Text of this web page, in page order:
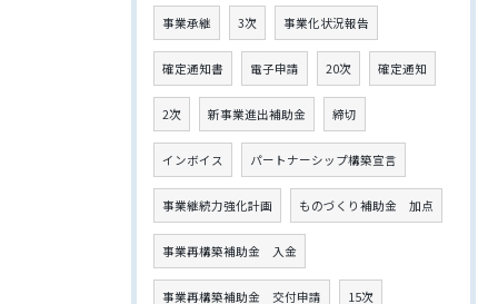
事業承継 3次 事業化状況報告
確定通知書 電子申請 20次 確定通知
2次 新事業進出補助金 締切
インボイス パートナーシップ構築宣言
事業継続力強化計画 ものづくり補助金 加点
事業再構築補助金 入金
事業再構築補助金 交付申請 15次